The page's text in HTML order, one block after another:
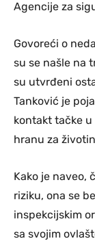
Agencije za
Govoreći o
su se našle na
su utvrđeni
Tanković je
kontakt tačke
hranu za
Kako je naveo,
riziku, ona se
inspekcijskim
sa svojim